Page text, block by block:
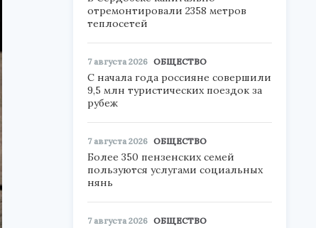
отремонтировали 2358 метров
теплосетей
7 августа 2026 ОБЩЕСТВО
С начала года россияне совершили
9,5 млн туристических поездок за
рубеж
7 августа 2026 ОБЩЕСТВО
Более 350 пензенских семей
пользуются услугами социальных
нянь
7 августа 2026 ОБЩЕСТВО